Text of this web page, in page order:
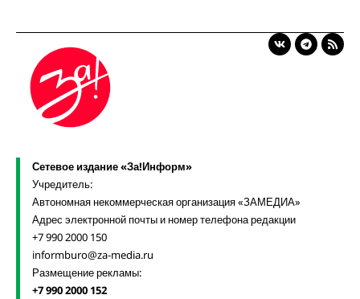
Сетевое издание «За!Информ»
Учредитель:
Автономная некоммерческая организация «ЗАМЕДИА»
Адрес электронной почты и номер телефона редакции
+7 990 2000 150
informburo@za-media.ru
Размещение рекламы:
+7 990 2000 152